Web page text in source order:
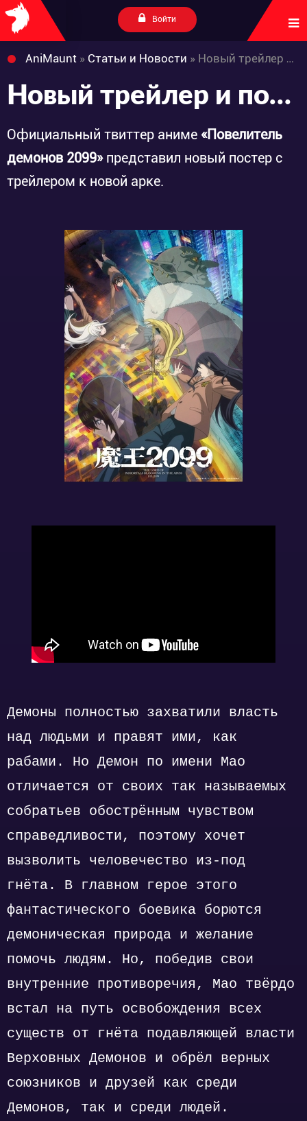
Войти
AniMaunt » Статьи и Новости » Новый трейлер и постер аниме «Maou 2099»
Новый трейлер и постер аниме «Maou 2099»
Официальный твиттер аниме «Повелитель
демонов 2099»представил новый постер с
трейлером к новой арке.
Демоны полностью захватили власть
над людьми и правят ими, как
рабами. Но Демон по имени Мао
отличается от своих так называемых
собратьев обострённым чувством
справедливости, поэтому хочет
вызволить человечество из-под
гнёта. В главном герое этого
фантастического боевика борются
демоническая природа и желание
помочь людям. Но, победив свои
внутренние противоречия, Мао твёрдо
встал на путь освобождения всех
существ от гнёта подавляющей власти
Верховных Демонов и обрёл верных
союзников и друзей как среди
Демонов, так и среди людей.